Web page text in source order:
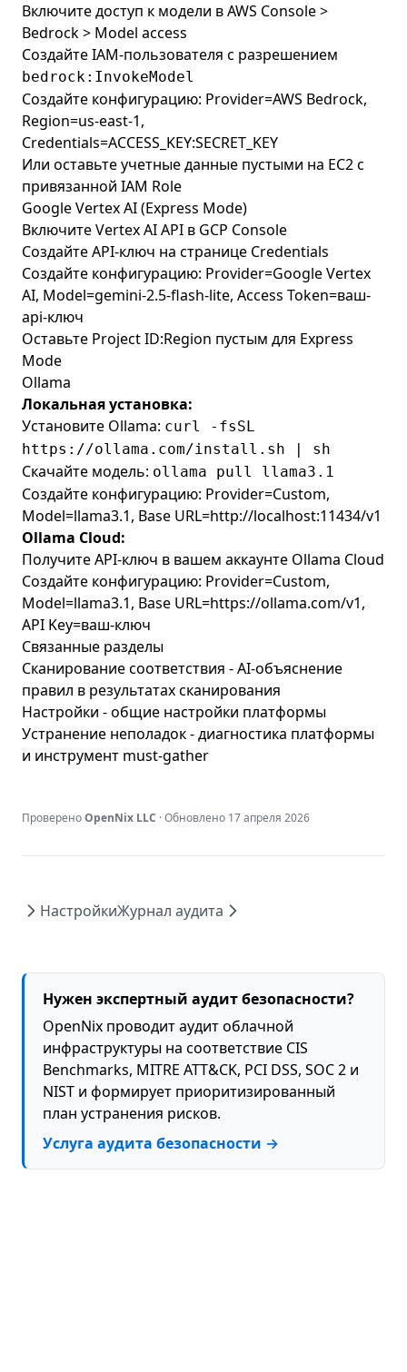
Включите доступ к модели в AWS Console >
Bedrock > Model access
Создайте IAM-пользователя с разрешением
bedrock:InvokeModel
Создайте конфигурацию: Provider=AWS Bedrock,
Region=us-east-1,
Credentials=ACCESS_KEY:SECRET_KEY
Или оставьте учетные данные пустыми на EC2 с
привязанной IAM Role
Google Vertex AI (Express Mode)
Включите Vertex AI API в GCP Console
Создайте API-ключ на странице Credentials
Создайте конфигурацию: Provider=Google Vertex
AI, Model=gemini-2.5-flash-lite, Access Token=ваш-
api-ключ
Оставьте Project ID:Region пустым для Express
Mode
Ollama
Локальная установка:
Установите Ollama: curl -fsSL
https://ollama.com/install.sh | sh
Скачайте модель: ollama pull llama3.1
Создайте конфигурацию: Provider=Custom,
Model=llama3.1, Base URL=http://localhost:11434/v1
Ollama Cloud:
Получите API-ключ в вашем аккаунте Ollama Cloud
Создайте конфигурацию: Provider=Custom,
Model=llama3.1, Base URL=https://ollama.com/v1,
API Key=ваш-ключ
Связанные разделы
Сканирование соответствия - AI-объяснение
правил в результатах сканирования
Настройки - общие настройки платформы
Устранение неполадок- диагностика платформы
и инструмент must-gather
ПровереноOpenNix LLC · Обновлено 17 апреля 2026
НастройкиЖурнал аудита
Нужен экспертный аудит безопасности?
OpenNix проводит аудит облачной
инфраструктуры на соответствие CIS
Benchmarks, MITRE ATT&CK, PCI DSS, SOC 2 и
NIST и формирует приоритизированный
план устранения рисков.
Услуга аудита безопасности →